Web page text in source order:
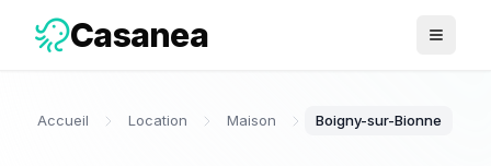
Casanea Ouvrir
Accueil Location Maison Boigny-sur-Bionne